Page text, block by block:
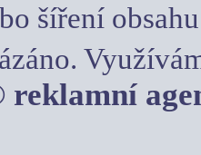
šíření
reklamní